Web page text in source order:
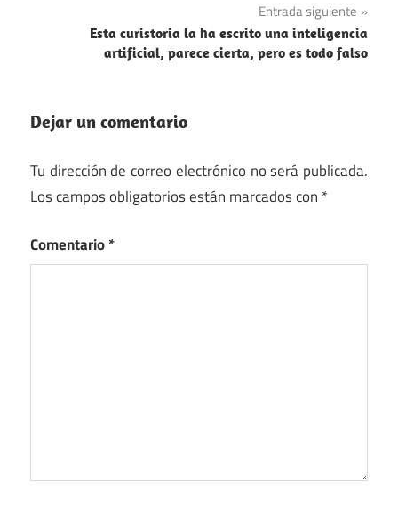
Entrada siguiente
Esta curistoria la ha escrito una inteligencia
artificial, parece cierta, pero es todo falso
Dejar un comentario
Tu dirección de correo electrónico no será publicada.
Los campos obligatorios están marcados con *
Comentario*